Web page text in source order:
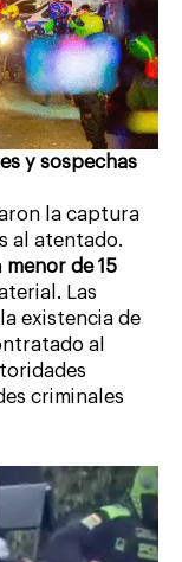
y sospechas
la captura
al atentado.
menor de 15
Las
existencia de
al
criminales